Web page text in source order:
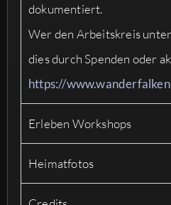
dokumentiert.
Wer den Arbeitskreis
dies durch Spenden oder
https://
Erleben Workshops
Heimatfotos